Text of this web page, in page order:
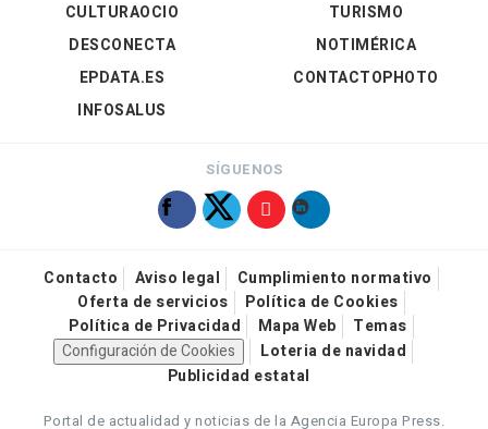
CULTURAOCIO
DESCONECTA
EPDATA.ES
INFOSALUS
TURISMO
NOTIMÉRICA
CONTACTOPHOTO
SÍGUENOS
Contacto Aviso legal
Cumplimiento normativo
Oferta de servicios
Política de Cookies
Política de Privacidad
Mapa Web
Temas
Configuración de Cookies
Loteria de navidad
Publicidad estatal
Portal de actualidad y noticias de la Agencia Europa Press.